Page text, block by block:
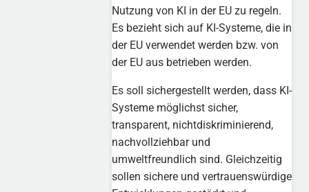
Nutzung von KI in der EU zu regeln.
Es bezieht sich auf KI-Systeme, die in
der EU verwendet werden bzw. von
der EU aus betrieben werden.
Es soll sichergestellt werden, dass KI-
Systeme möglichst sicher,
transparent, nichtdiskriminierend,
nachvollziehbar und
umweltfreundlich sind. Gleichzeitig
sollen sichere und vertrauenswürdige